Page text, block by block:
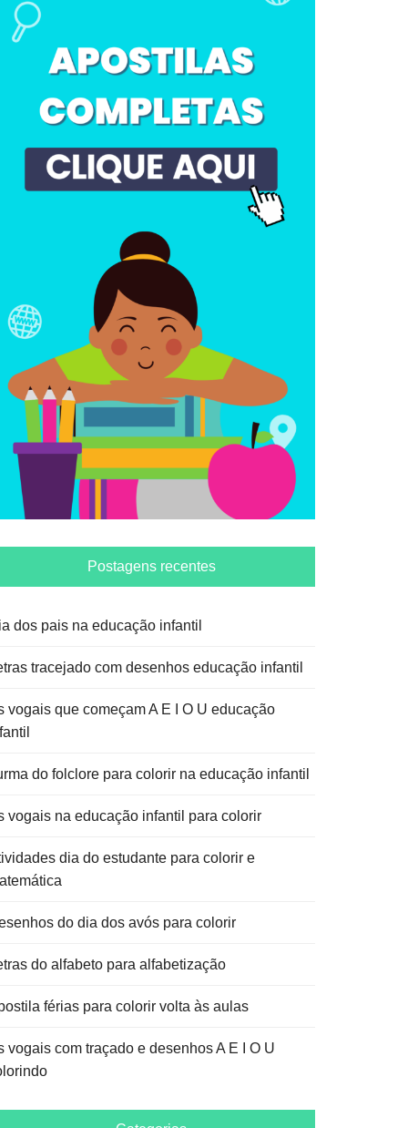
Postagens recentes
dos pais na educação infantil
tracejado com desenhos educação infantil
vogais que começam A E I O U educação
do folclore para colorir na educação infantil
vogais na educação infantil para colorir
dia do estudante para colorir e
do dia dos avós para colorir
do alfabeto para alfabetização
férias para colorir volta às aulas
vogais com traçado e desenhos A E I O U